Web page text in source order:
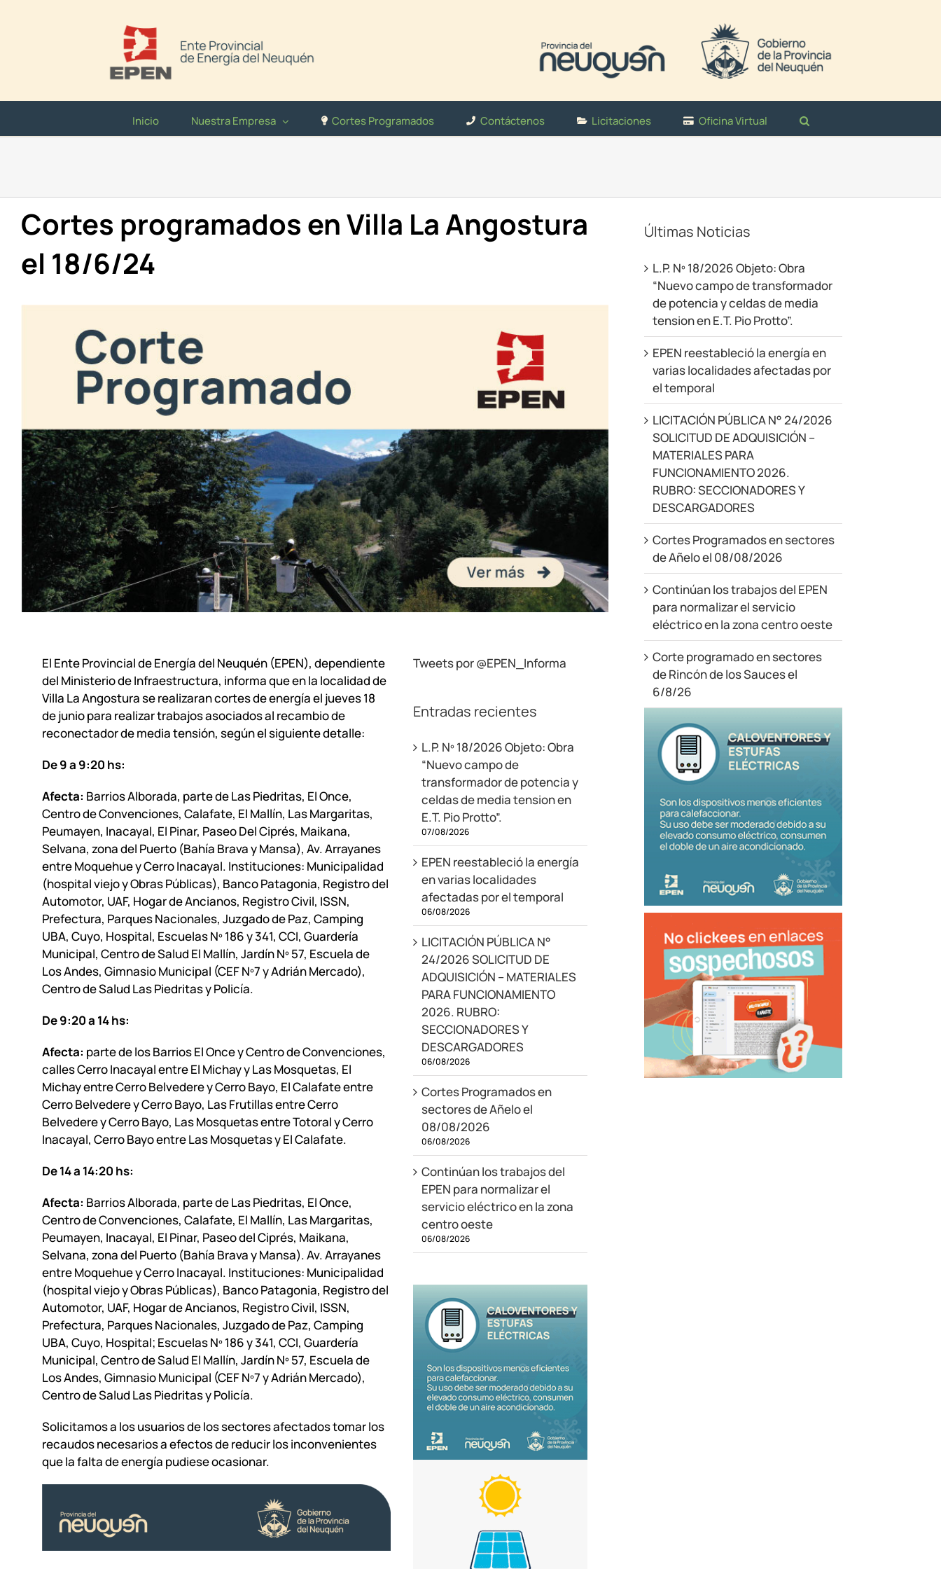
Inicio Nuestra Empresa Cortes Programados Contáctenos Licitaciones Oficina Virtual
Cortes programados en Villa La Angostura
el 18/6/24
El Ente Provincial de Energía del Neuquén (EPEN), dependiente
del Ministerio de Infraestructura, informa que en la localidad de
Villa La Angostura se realizaran cortes de energía el jueves 18
de junio para realizar trabajos asociados al recambio de
reconectador de media tensión, según el siguiente detalle:
De 9 a 9:20 hs:
Afecta: Barrios Alborada, parte de Las Piedritas, El Once,
Centro de Convenciones, Calafate, El Mallín, Las Margaritas,
Peumayen, Inacayal, El Pinar, Paseo Del Ciprés, Maikana,
Selvana, zona del Puerto (Bahía Brava y Mansa), Av. Arrayanes
entre Moquehue y Cerro Inacayal. Instituciones: Municipalidad
(hospital viejo y Obras Públicas), Banco Patagonia, Registro del
Automotor, UAF, Hogar de Ancianos, Registro Civil, ISSN,
Prefectura, Parques Nacionales, Juzgado de Paz, Camping
UBA, Cuyo, Hospital, Escuelas Nº 186 y 341, CCI, Guardería
Municipal, Centro de Salud El Mallín, Jardín Nº 57, Escuela de
Los Andes, Gimnasio Municipal (CEF Nº7 y Adrián Mercado),
Centro de Salud Las Piedritas y Policía.
De 9:20 a 14 hs:
Afecta: parte de los Barrios El Once y Centro de Convenciones,
calles Cerro Inacayal entre El Michay y Las Mosquetas, El
Michay entre Cerro Belvedere y Cerro Bayo, El Calafate entre
Cerro Belvedere y Cerro Bayo, Las Frutillas entre Cerro
Belvedere y Cerro Bayo, Las Mosquetas entre Totoral y Cerro
Inacayal, Cerro Bayo entre Las Mosquetas y El Calafate.
De 14 a 14:20 hs:
Afecta: Barrios Alborada, parte de Las Piedritas, El Once,
Centro de Convenciones, Calafate, El Mallín, Las Margaritas,
Peumayen, Inacayal, El Pinar, Paseo del Ciprés, Maikana,
Selvana, zona del Puerto (Bahía Brava y Mansa). Av. Arrayanes
entre Moquehue y Cerro Inacayal. Instituciones: Municipalidad
(hospital viejo y Obras Públicas), Banco Patagonia, Registro del
Automotor, UAF, Hogar de Ancianos, Registro Civil, ISSN,
Prefectura, Parques Nacionales, Juzgado de Paz, Camping
UBA, Cuyo, Hospital; Escuelas Nº 186 y 341, CCI, Guardería
Municipal, Centro de Salud El Mallín, Jardín Nº 57, Escuela de
Los Andes, Gimnasio Municipal (CEF Nº7 y Adrián Mercado),
Centro de Salud Las Piedritas y Policía.
Solicitamos a los usuarios de los sectores afectados tomar los
recaudos necesarios a efectos de reducir los inconvenientes
que la falta de energía pudiese ocasionar.
Tweets por @EPEN_Informa
Entradas recientes
L.P. Nº 18/2026 Objeto: Obra
“Nuevo campo de
transformador de potencia y
celdas de media tension en
E.T. Pio Protto”.
07/08/2026
EPEN reestableció la energía
en varias localidades
afectadas por el temporal
06/08/2026
LICITACIÓN PÚBLICA N°
24/2026 SOLICITUD DE
ADQUISICIÓN – MATERIALES
PARA FUNCIONAMIENTO
2026. RUBRO:
SECCIONADORES Y
DESCARGADORES
06/08/2026
Cortes Programados en
sectores de Añelo el
08/08/2026
06/08/2026
Continúan los trabajos del
EPEN para normalizar el
servicio eléctrico en la zona
centro oeste
06/08/2026
Últimas Noticias
L.P. Nº 18/2026 Objeto: Obra
“Nuevo campo de transformador
de potencia y celdas de media
tension en E.T. Pio Protto”.
EPEN reestableció la energía en
varias localidades afectadas por
el temporal
LICITACIÓN PÚBLICA N° 24/2026
SOLICITUD DE ADQUISICIÓN –
MATERIALES PARA
FUNCIONAMIENTO 2026.
RUBRO: SECCIONADORES Y
DESCARGADORES
Cortes Programados en sectores
de Añelo el 08/08/2026
Continúan los trabajos del EPEN
para normalizar el servicio
eléctrico en la zona centro oeste
Corte programado en sectores
de Rincón de los Sauces el
6/8/26